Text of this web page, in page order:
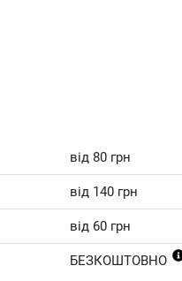
від 80 грн
від 140 грн
від 60 грн
БЕЗКОШТОВНО